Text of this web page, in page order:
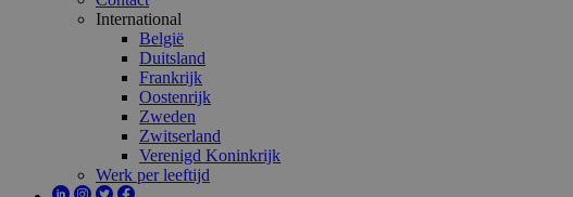
International
België
Duitsland
Frankrijk
Oostenrijk
Zweden
Zwitserland
Verenigd Koninkrijk
Werk per leeftijd